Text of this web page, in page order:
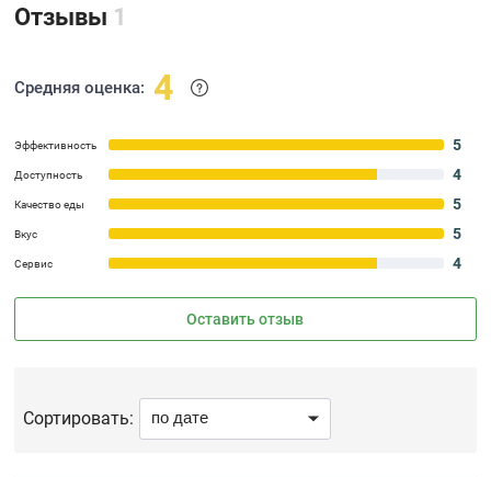
Отзывы 1
Средняя оценка: 4
Эффективность 5
Доступность 4
Качество еды 5
Вкус 5
Сервис 4
Оставить отзыв
Сортировать: